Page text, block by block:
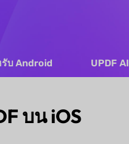
รับ Android UPDF AI
บน iOS